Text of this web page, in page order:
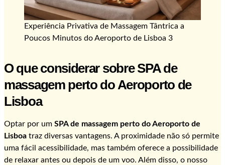
Experiência Privativa de Massagem Tântrica a
Poucos Minutos do Aeroporto de Lisboa 3
O que considerar sobre SPA de
massagem perto do Aeroporto de
Lisboa
Optar por um SPA de massagem perto do Aeroporto de
Lisboa traz diversas vantagens. A proximidade não só permite
uma fácil acessibilidade, mas também oferece a possibilidade
de relaxar antes ou depois de um voo. Além disso, o nosso